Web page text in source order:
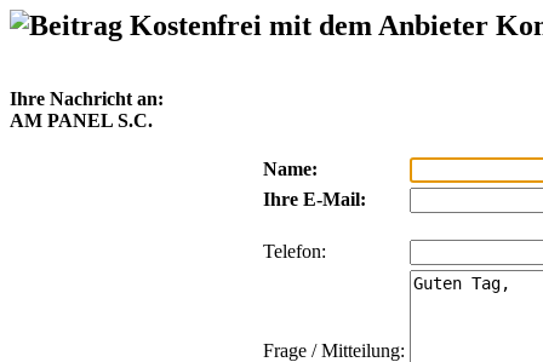
Kostenfrei mit dem Anbieter
Ihre Nachricht an:
AM PANEL S.C.
Name:
Ihre E-Mail:
Telefon:
Frage / Mitteilung: